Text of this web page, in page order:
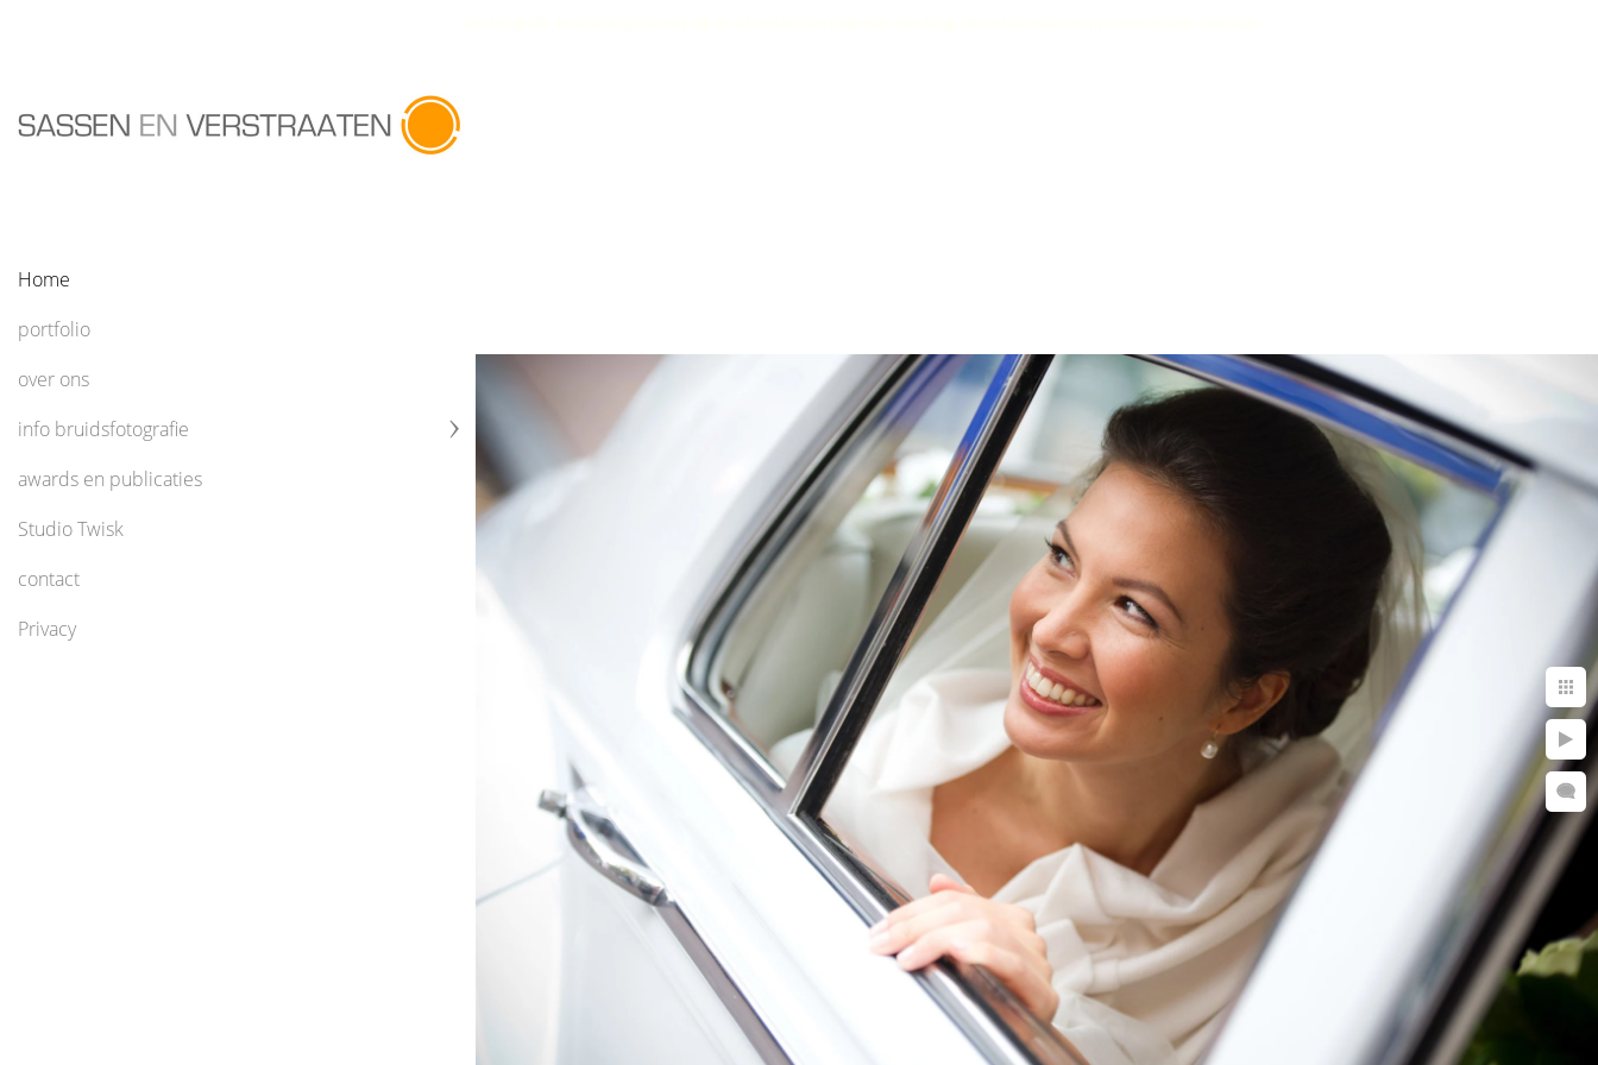
Home
portfolio
over ons
info bruidsfotografie
awards en publicaties
Studio Twisk
contact
Privacy